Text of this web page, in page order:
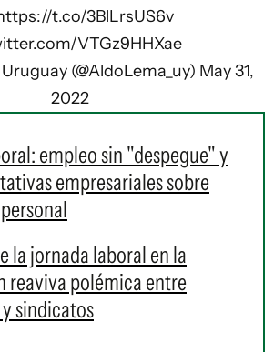
t.co/3BlLrsUS6v
VTGz9HHXae
(@AldoLema_uy) May 31,
2022
empleo sin "despegue" y
empresariales sobre
la jornada laboral en la
reaviva polémica entre
sindicatos